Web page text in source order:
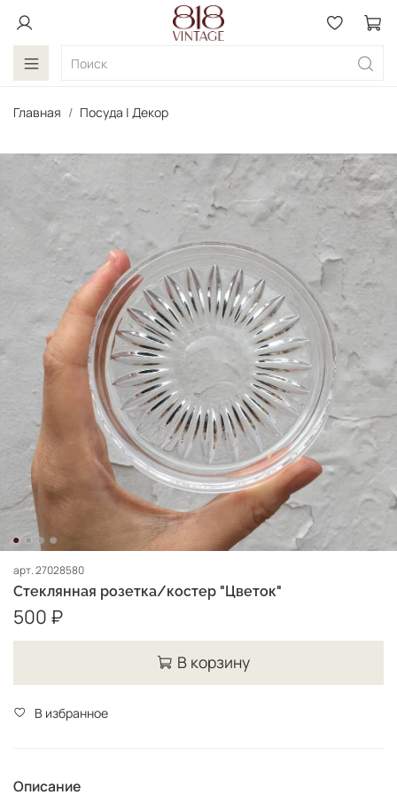
Главная Посуда | Декор
арт.27028580
Стеклянная розетка/костер "Цветок"
500 ₽
В корзину
В избранное
Описание